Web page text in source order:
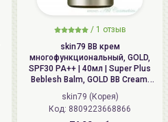
/ 1 отзыв
skin79 ВВ крем
многофункциональный, GOLD,
SPF30 PA++ | 40мл | Super Plus
Beblesh Balm, GOLD BB Cream,
SPF30 PA++
skin79 (Корея)
Код: 8809223668866